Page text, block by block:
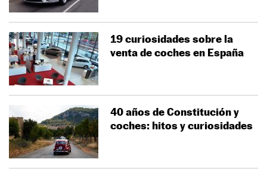
19 curiosidades sobre la
venta de coches en España
40 años de Constitución y
coches: hitos y curiosidades